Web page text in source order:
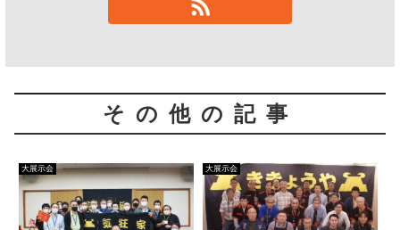
その他の記事
大展示会 大展示会